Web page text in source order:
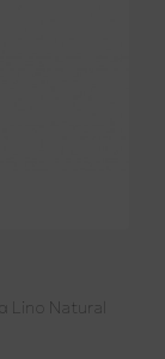
Lino Natural